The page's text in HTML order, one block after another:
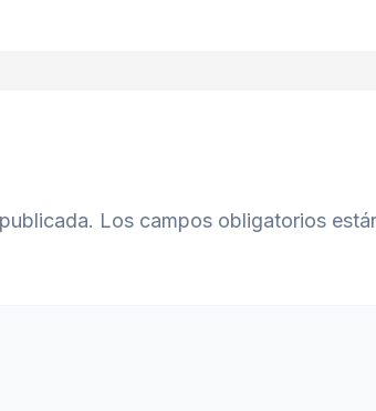
Los campos obligatorios